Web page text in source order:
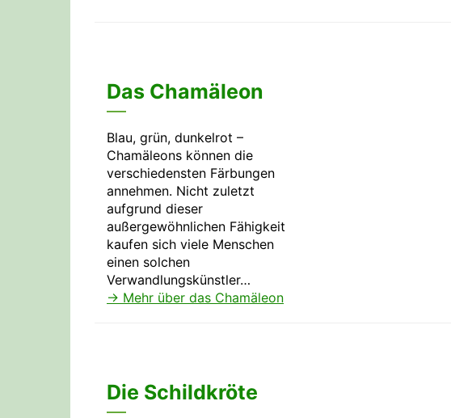
Das Chamäleon
Blau, grün, dunkelrot –
Chamäleons können die
verschiedensten Färbungen
annehmen. Nicht zuletzt
aufgrund dieser
außergewöhnlichen Fähigkeit
kaufen sich viele Menschen
einen solchen
Verwandlungskünstler…
→ Mehr über das Chamäleon
Die Schildkröte